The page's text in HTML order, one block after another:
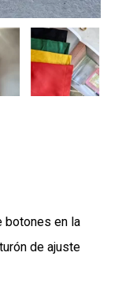
botones en la
de ajuste